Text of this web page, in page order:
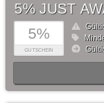
5%
GUTSCHEIN
5% JUST